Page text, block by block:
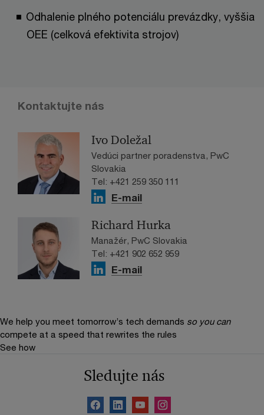
Odhalenie plného potenciálu prevázdky, vyššia
OEE (celková efektivita strojov)
Kontaktujte nás
Ivo Doležal
Vedúci partner poradenstva, PwC
Slovakia
Tel: +421 259 350 111
E-mail
Richard Hurka
Manažér, PwC Slovakia
Tel: +421 902 652 959
E-mail
We help you meet tomorrow’s tech demands so you can
compete at a speed that rewrites the rules
See how
Sledujte nás